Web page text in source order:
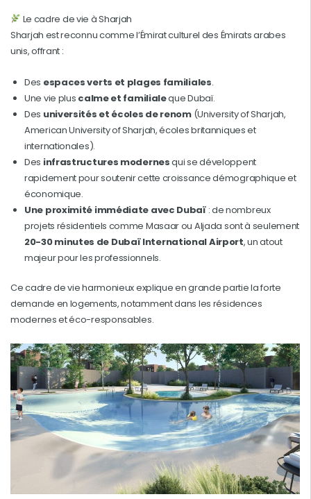
Le cadre de vie à Sharjah
Sharjah est reconnu comme l’Émirat culturel des Émirats arabes
unis, offrant :
Des espaces verts et plages familiales.
Une vie plus calme et familialeque Dubaï.
Des universités et écoles de renom(University of Sharjah,
American University of Sharjah, écoles britanniques et
internationales).
Des infrastructures modernesqui se développent
rapidement pour soutenir cette croissance démographique et
économique.
Une proximité immédiate avec Dubaï: de nombreux
projets résidentiels comme Masaar ou Aljada sont à seulement
20-30 minutes de Dubaï International Airport, un atout
majeur pour les professionnels.
Ce cadre de vie harmonieux explique en grande partie la forte
demande en logements, notamment dans les résidences
modernes et éco-responsables.